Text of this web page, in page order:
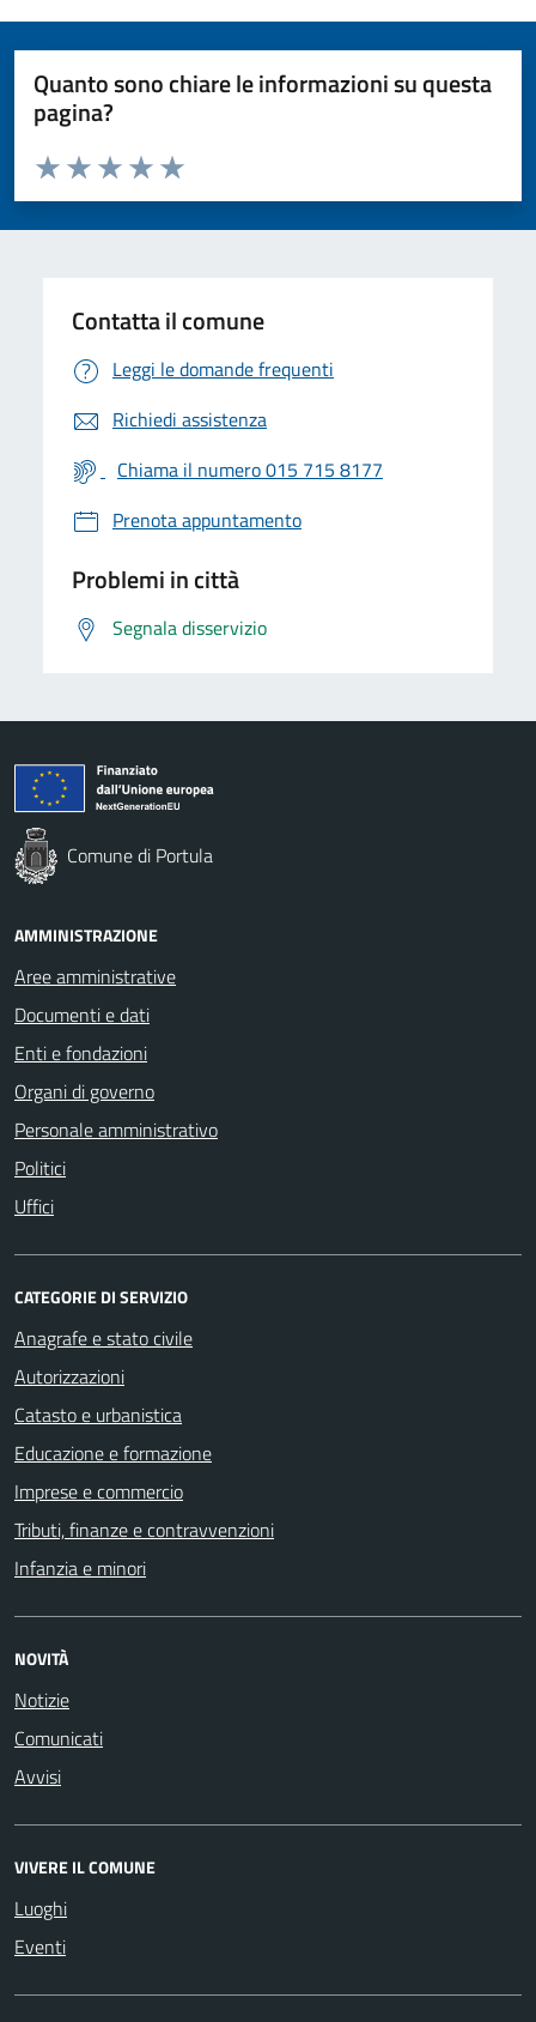
Quanto sono chiare le informazioni su questa
pagina?
Valuta da 1 a 5 stelle la pagina
Valuta 5 stelle su 5
Valuta 4 stelle su 5
Valuta 3 stelle su 5
Valuta 2 stelle su 5
Valuta 1 stelle su 5
Contatta il comune
Leggi le domande frequenti
Richiedi assistenza
Chiama il numero 015 715 8177
Prenota appuntamento
Problemi in città
Segnala disservizio
Comune di Portula
AMMINISTRAZIONE
Aree amministrative
Documenti e dati
Enti e fondazioni
Organi di governo
Personale amministrativo
Politici
Uffici
CATEGORIE DI SERVIZIO
Anagrafe e stato civile
Autorizzazioni
Catasto e urbanistica
Educazione e formazione
Imprese e commercio
Tributi, finanze e contravvenzioni
Infanzia e minori
NOVITÀ
Notizie
Comunicati
Avvisi
VIVERE IL COMUNE
Luoghi
Eventi